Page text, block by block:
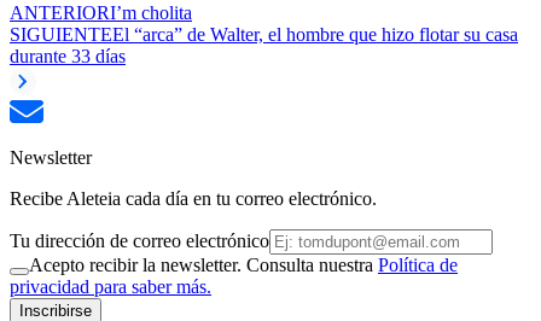
ANTERIORI’m cholita
SIGUIENTEEl “arca” de Walter, el hombre que hizo flotar su casa
durante 33 días
Newsletter
Recibe Aleteia cada día en tu correo electrónico.
Tu dirección de correo electrónico
Acepto recibir la newsletter. Consulta nuestra Política de
privacidad para saber más.
Inscribirse